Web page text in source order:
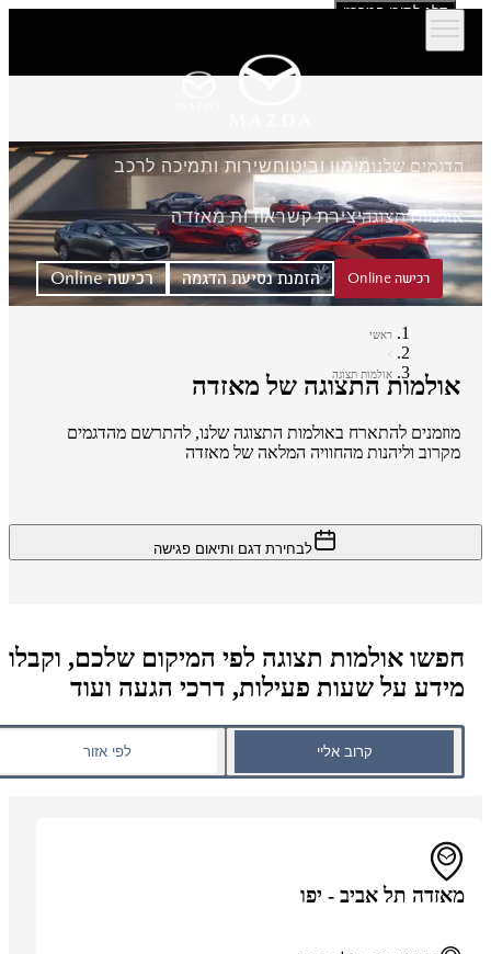
דלג לתוכן המרכזי
הדגמים שלנומימון וביטוחשירות ותמיכה לרכב
אולמות תצוגהיצירת קשראודות מאזדה
רכישה Online הזמנת נסיעת הדגמה רכישה Online
ראשי
אולמות תצוגה
אולמות התצוגה של מאזדה
מוזמנים להתארח באולמות התצוגה שלנו, להתרשם מהדגמים
מקרוב וליהנות מהחוויה המלאה של מאזדה
לבחירת דגם ותיאום פגישה
חפשו אולמות תצוגה לפי המיקום שלכם, וקבלו
מידע על שעות פעילות, דרכי הגעה ועוד
קרוב אליי לפי אזור
מאזדה תל אביב - יפו